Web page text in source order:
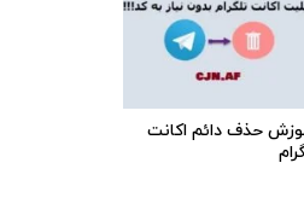
حذف دائم اکانت